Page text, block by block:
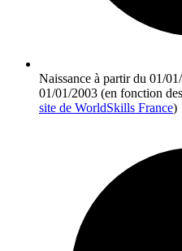
Naissance à partir du 01/
01/01/2003 (en fonction
site de WorldSkills France)